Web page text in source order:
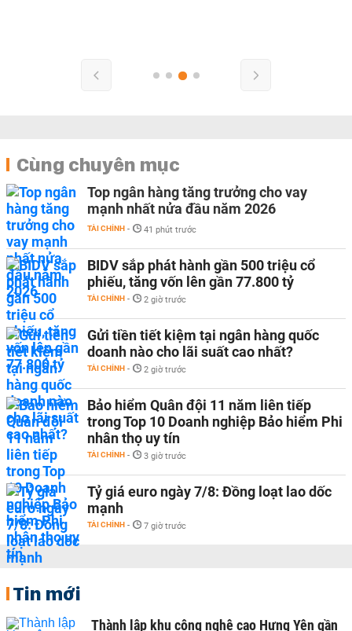
Cùng chuyên mục
Top ngân hàng tăng trưởng cho vay
mạnh nhất nửa đầu năm 2026
TÀI CHÍNH - 41 phút trước
BIDV sắp phát hành gần 500 triệu cổ
phiếu, tăng vốn lên gần 77.800 tỷ
TÀI CHÍNH - 2 giờ trước
Gửi tiền tiết kiệm tại ngân hàng quốc
doanh nào cho lãi suất cao nhất?
TÀI CHÍNH - 2 giờ trước
Bảo hiểm Quân đội 11 năm liên tiếp
trong Top 10 Doanh nghiệp Bảo hiểm Phi
nhân thọ uy tín
TÀI CHÍNH - 3 giờ trước
Tỷ giá euro ngày 7/8: Đồng loạt lao dốc
mạnh
TÀI CHÍNH - 7 giờ trước
Tin mới
Thành lập khu công nghệ cao Hưng Yên gần